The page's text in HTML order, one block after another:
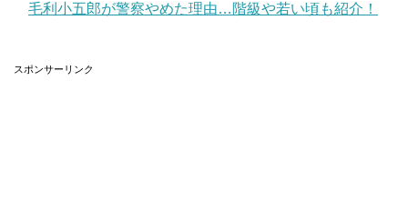
毛利小五郎が警察やめた理由…階級や若い頃も紹介！
スポンサーリンク